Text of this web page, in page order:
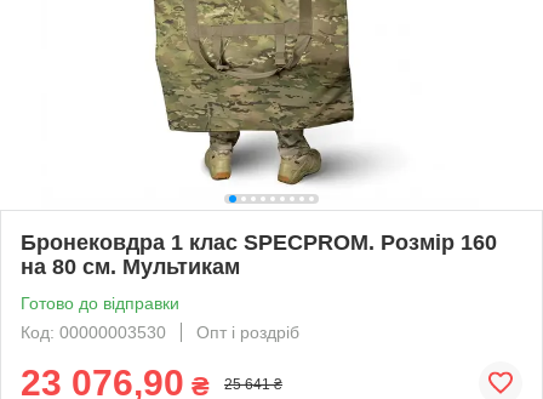
Бронековдра 1 клас SPECPROM. Розмір 160
на 80 см. Мультикам
Готово до відправки
Код: 00000003530
Опт і роздріб
23 076,90 ₴ 25 641 ₴